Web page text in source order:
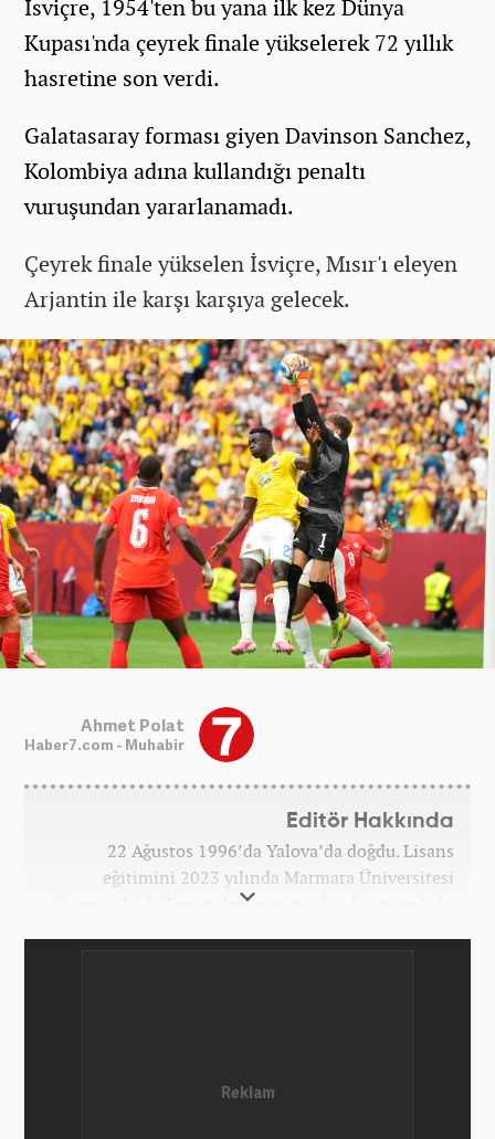
İsviçre, 1954'ten bu yana ilk kez Dünya
Kupası'nda çeyrek finale yükselerek 72 yıllık
hasretine son verdi.
Galatasaray forması giyen Davinson Sanchez,
Kolombiya adına kullandığı penaltı
vuruşundan yararlanamadı.
Çeyrek finale yükselen İsviçre, Mısır'ı eleyen
Arjantin ile karşı karşıya gelecek.
Ahmet Polat
Haber7.com - Muhabir
Editör Hakkında
22 Ağustos 1996’da Yalova’da doğdu. Lisans
eğitimini 2023 yılında Marmara Üniversitesi
Gazetecilik bölümünden mezun olarak tamamladı.